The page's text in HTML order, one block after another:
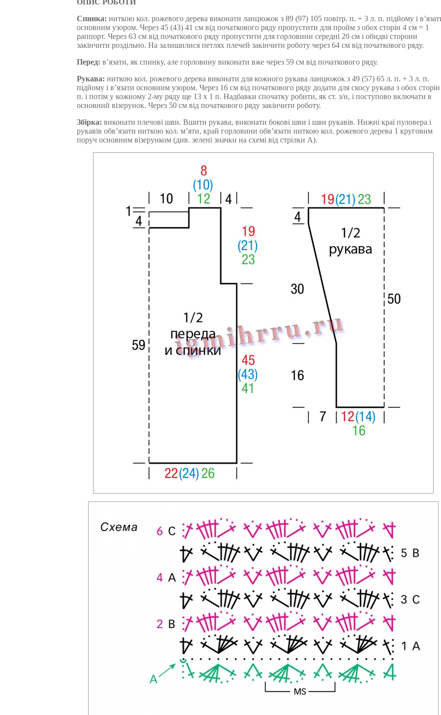
ОПИС РОБОТИ
Спинка: ниткою кол. рожевого дерева виконати ланцюжок з 89 (97) 105 повітр. п. + 3 л. п. підйому і
основним узором. Через 45 (43) 41 см від початкового ряду пропустити для пройм з обох сторін 4 см = 1
раппорт. Через 63 см від початкового ряду пропустити для горловини середні 20 см і обидві сторони
закінчити роздільно. На залишилися петлях плечей закінчити роботу через 64 см від початкового ряду.
Перед: в’язати, як спинку, але горловину виконати вже через 59 см від початкового ряду.
Рукава: ниткою кол. рожевого дерева виконати для кожного рукава ланцюжок з 49 (57) 65 л. п. + 3 л. п.
підйому і в’язати основним узором. Через 16 см від початкового ряду додати для скосу рукава з обох
п. і потім у кожному 2-му ряду ще 13 x 1 п. Надбавки спочатку робити, як ст. з/н, і поступово включати в
основний візерунок. Через 50 см від початкового ряду закінчити роботу.
Збірка: виконати плечові шви. Вшити рукава, виконати бокові шви і шви рукавів. Нижні краї пуловера і
рукавів обв’язати ниткою кол. м’яти, край горловини обв’язати ниткою кол. рожевого дерева 1 круговим
поруч основним візерунком (див. зелені значки на схемі від стрілки A).